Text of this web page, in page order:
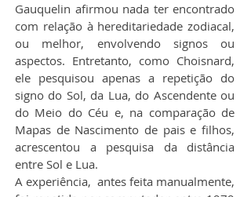
Gauquelin afirmou nada ter encontrado
com relação à hereditariedade zodiacal,
ou melhor, envolvendo signos ou
aspectos. Entretanto, como Choisnard,
ele pesquisou apenas a repetição do
signo do Sol, da Lua, do Ascendente ou
do Meio do Céu e, na comparação de
Mapas de Nascimento de pais e filhos,
acrescentou a pesquisa da distância
entre Sol e Lua.
A experiência,  antes feita manualmente,